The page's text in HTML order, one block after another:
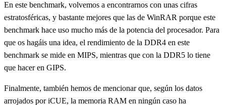
En este benchmark, volvemos a encontrarnos con unas cifras
estratosféricas, y bastante mejores que las de WinRAR porque este
benchmark hace uso mucho más de la potencia del procesador. Para
que os hagáis una idea, el rendimiento de la DDR4 en este
benchmark se mide en MIPS, mientras que con la DDR5 lo tiene
que hacer en GIPS.
Finalmente, también hemos de mencionar que, según los datos
arrojados por iCUE, la memoria RAM en ningún caso ha